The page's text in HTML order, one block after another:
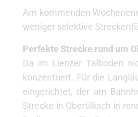
Am kommenden
weniger selektive
Perfekte Strecke rund um
Da im Lienzer Talboden
konzentriert. Für die
eingerichtet, der am
Strecke in Obertilliach in